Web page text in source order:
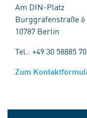
Am DIN-Platz
Burggrafenstraße 6
10787 Berlin
Tel.: +49 30 58885
Zum